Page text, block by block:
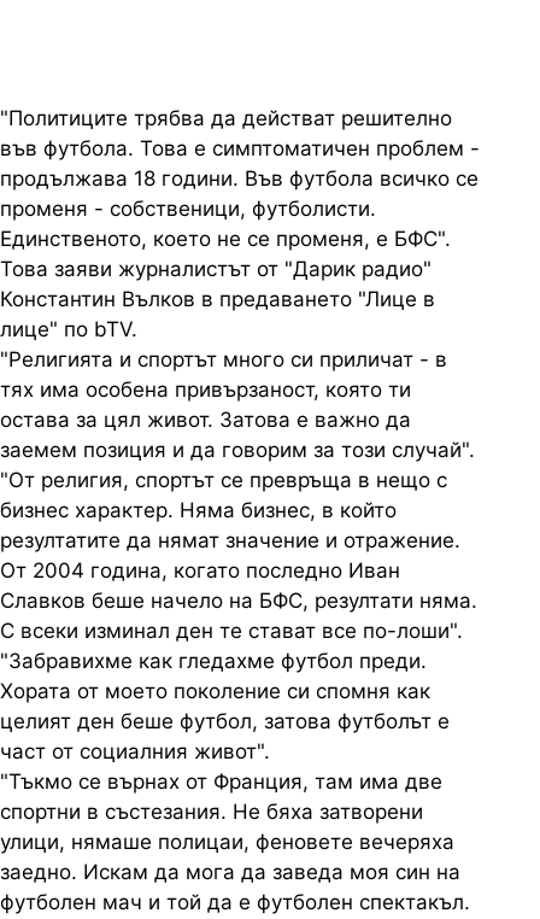
"Политиците трябва да действат решително
във футбола. Това е симптоматичен проблем -
продължава 18 години. Във футбола всичко се
променя - собственици, футболисти.
Единственото, което не се променя, е БФС".
Това заяви журналистът от "Дарик радио"
Константин Вълков в предаването "Лице в
лице" по bTV.
"Религията и спортът много си приличат - в
тях има особена привързаност, която ти
остава за цял живот. Затова е важно да
заемем позиция и да говорим за този случай".
"От религия, спортът се превръща в нещо с
бизнес характер. Няма бизнес, в който
резултатите да нямат значение и отражение.
От 2004 година, когато последно Иван
Славков беше начело на БФС, резултати няма.
С всеки изминал ден те стават все по-лоши".
"Забравихме как гледахме футбол преди.
Хората от моето поколение си спомня как
целият ден беше футбол, затова футболът е
част от социалния живот".
"Тъкмо се върнах от Франция, там има две
спортни в състезания. Не бяха затворени
улици, нямаше полицаи, феновете вечеряха
заедно. Искам да мога да заведа моя син на
футболен мач и той да е футболен спектакъл.